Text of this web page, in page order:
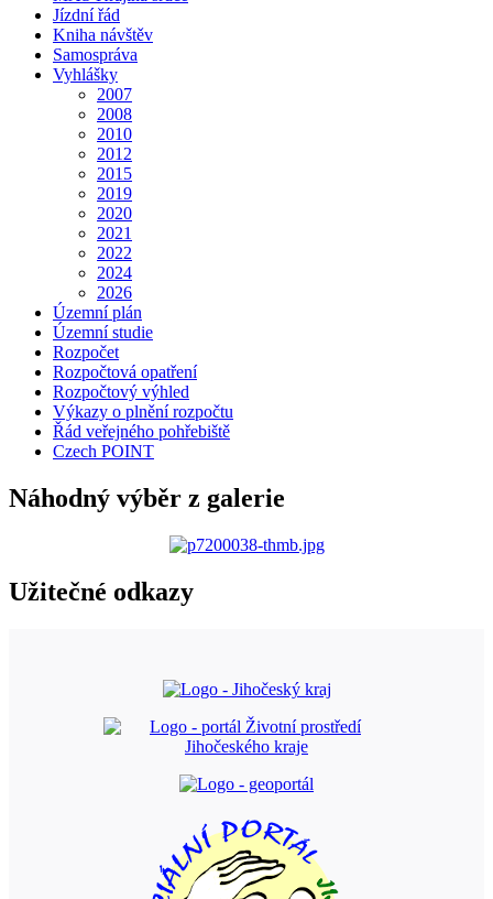
Jízdní řád
Kniha návštěv
Samospráva
Vyhlášky
2007
2008
2010
2012
2015
2019
2020
2021
2022
2024
2026
Územní plán
Územní studie
Rozpočet
Rozpočtová opatření
Rozpočtový výhled
Výkazy o plnění rozpočtu
Řád veřejného pohřebiště
Czech POINT
Náhodný výběr z galerie
Užitečné odkazy